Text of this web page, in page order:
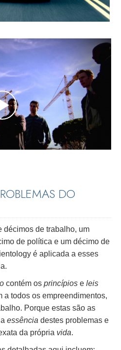
DO
décimos de trabalho, um
de política e um décimo de
é aplicada a esses
contém os princípios e leis
a todos os empreendimentos,
Porque estas são as
essência destes problemas e
da própria vida.